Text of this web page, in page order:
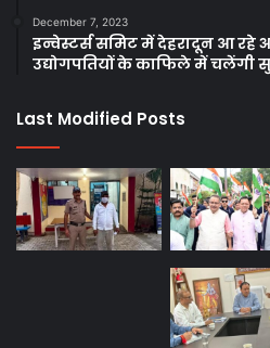
December 7, 2023
इन्वेस्टर्स समिट में देहरादून आ रहे
उद्योगपतियों के काफिले में चलेंगी
Last Modified Posts